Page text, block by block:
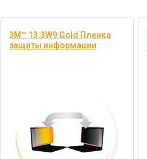
3М™ 13.3W9 Gold Пленка
защиты информации